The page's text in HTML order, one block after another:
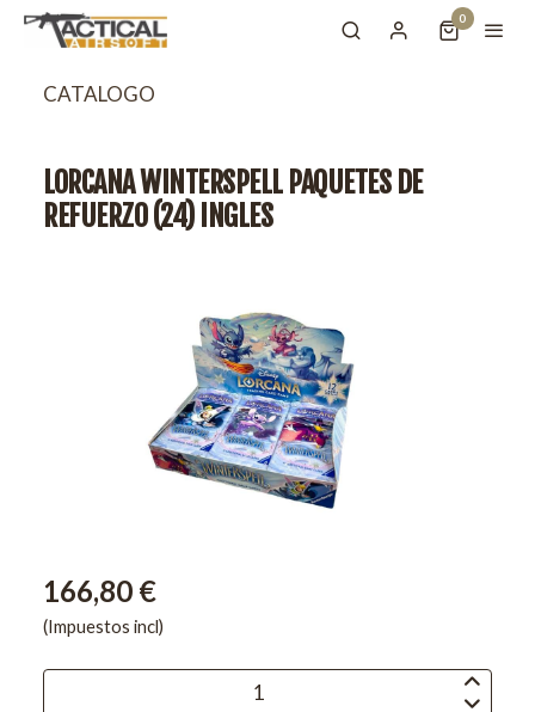
0
CATALOGO
LORCANA WINTERSPELL PAQUETES DE
REFUERZO (24) INGLES
166,80 €
(Impuestos incl)